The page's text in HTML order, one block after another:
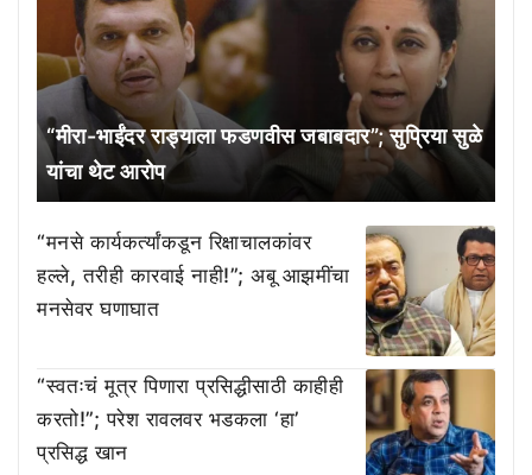
“मीरा-भाईंदर राड्याला फडणवीस जबाबदार”; सुप्रिया सुळे
यांचा थेट आरोप
“मनसे कार्यकर्त्यांकडून रिक्षाचालकांवर
हल्ले, तरीही कारवाई नाही!”; अबू आझमींचा
मनसेवर घणाघात
“स्वतःचं मूत्र पिणारा प्रसिद्धीसाठी काहीही
करतो!”; परेश रावलवर भडकला ‘हा’
प्रसिद्ध खान